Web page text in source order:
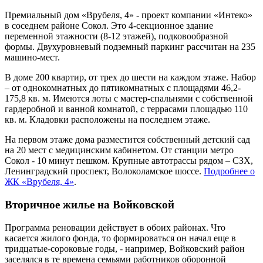
Премиальный дом «Врубеля, 4» - проект компании «Интеко»
в соседнем районе Сокол. Это 4-секционное здание
переменной этажности (8-12 этажей), подковообразной
формы. Двухуровневый подземный паркинг рассчитан на 235
машино-мест.
В доме 200 квартир, от трех до шести на каждом этаже. Набор
– от однокомнатных до пятикомнатных с площадями 46,2-
175,8 кв. м. Имеются лоты с мастер-спальнями с собственной
гардеробной и ванной комнатой, с террасами площадью 110
кв. м. Кладовки расположены на последнем этаже.
На первом этаже дома разместится собственный детский сад
на 20 мест с медицинским кабинетом. От станции метро
Сокол - 10 минут пешком. Крупные автотрассы рядом – СЗХ,
Ленинградский проспект, Волоколамское шоссе. Подробнее о
ЖК «Врубеля, 4».
Вторичное жилье на Войковской
Программа реновации действует в обоих районах. Что
касается жилого фонда, то формироваться он начал еще в
тридцатые-сороковые годы, - например, Войковский район
заселялся в те времена семьями работников оборонной